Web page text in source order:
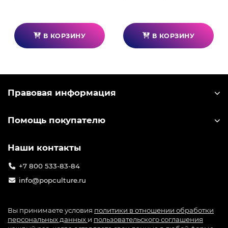
В КОРЗИНУ В КОРЗИНУ
Правовая информация
Помощь покупателю
Наши контакты
+7 800 533-83-84
info@popculture.ru
Вы принимаете условия политики в отношении обработки
персональных данных и пользовательского соглашения